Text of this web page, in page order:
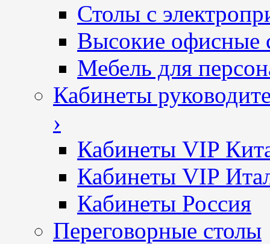
Столы с
Высокие офисные
Мебель для
Кабинеты
›
Кабинеты VIP
Кабинеты VIP
Кабинеты Россия
Переговорные столы